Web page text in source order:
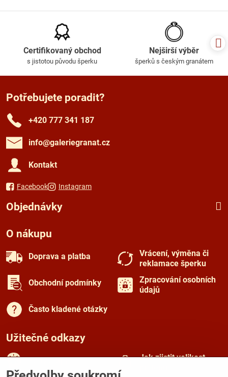
Certifikovaný obchod
s jistotou původu šperku
Nejširší výběr
šperků s českým granátem
Potřebujete poradit?
+420 777 341 187
info​@galeriegranat​.cz
Kontakt
Facebook Instagram
Objednávky
O nákupu
Doprava a platba
Vrácení, výměna či
reklamace šperku
Obchodní podmínky
Zpracování osobních
údajů
Často kladené otázky
Užitečné odkazy
Rady a tipy
Jak zjistit velikost